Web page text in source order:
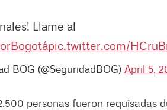
Llame al
pic.twitter.com/
BOG (@SeguridadBOG) April 5,
personas fueron requisadas